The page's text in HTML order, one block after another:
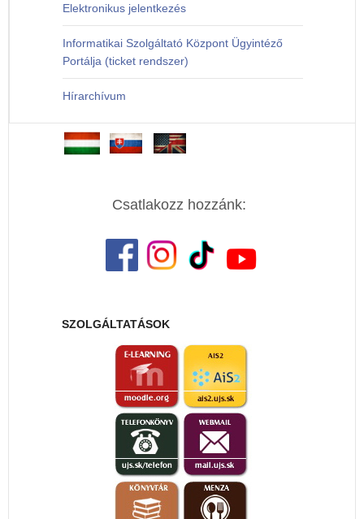
Elektronikus jelentkezés
Informatikai Szolgáltató Központ Ügyintéző
Portálja (ticket rendszer)
Hírarchívum
Csatlakozz hozzánk:
SZOLGÁLTATÁSOK